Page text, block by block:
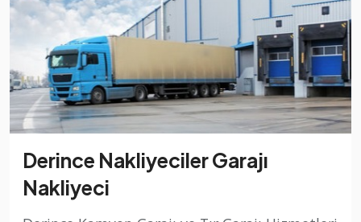
Derince Nakliyeciler Garajı
Nakliyeci